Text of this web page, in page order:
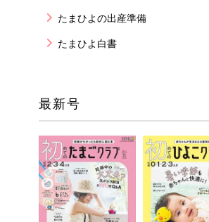
たまひよの出産準備
たまひよ白書
最新号